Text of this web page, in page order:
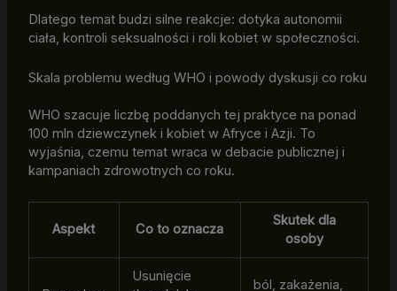
Dlatego temat budzi silne reakcje: dotyka autonomii
ciała, kontroli seksualności i roli kobiet w społeczności.
Skala problemu według WHO i powody dyskusji co roku
WHO szacuje liczbę poddanych tej praktyce na ponad
100 mln dziewczynek i kobiet w Afryce i Azji. To
wyjaśnia, czemu temat wraca w debacie publicznej i
kampaniach zdrowotnych co roku.
Aspekt Co to oznacza
Skutek dla
osoby
Usunięcie
ból, zakażenia,